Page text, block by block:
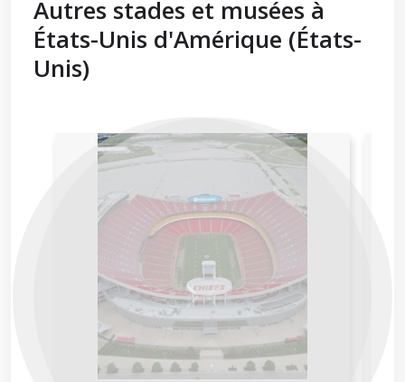
Autres stades et musées à
États-Unis d'Amérique (États-
Unis)
Previous
Next